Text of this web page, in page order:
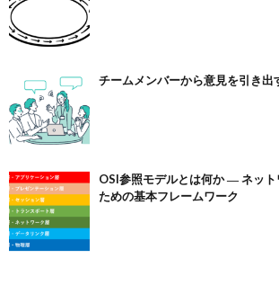
チームメンバーから意見を引き出
OSI参照モデルとは何か ― ネッ
ための基本フレームワーク